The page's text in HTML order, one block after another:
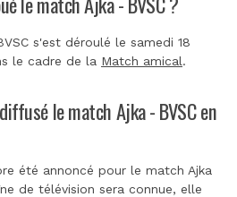
s'est déroulé le samedi 18
le cadre de la Match amical.
le match Ajka - BVSC en
été annoncé pour le match Ajka
de télévision sera connue, elle